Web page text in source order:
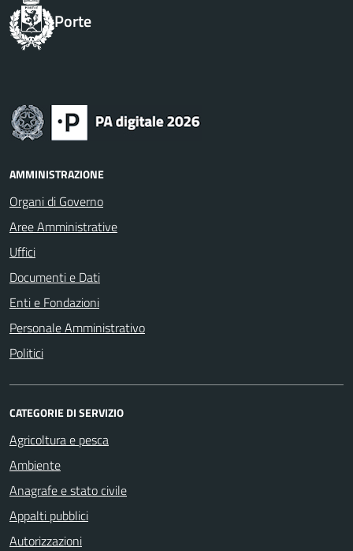
Porte
AMMINISTRAZIONE
Organi di Governo
Aree Amministrative
Uffici
Documenti e Dati
Enti e Fondazioni
Personale Amministrativo
Politici
CATEGORIE DI SERVIZIO
Agricoltura e pesca
Ambiente
Anagrafe e stato civile
Appalti pubblici
Autorizzazioni